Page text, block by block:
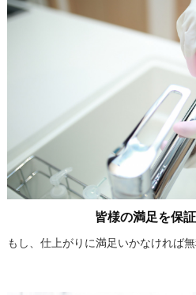
皆様の満足を保
もし、仕上がりに満足いかなければ